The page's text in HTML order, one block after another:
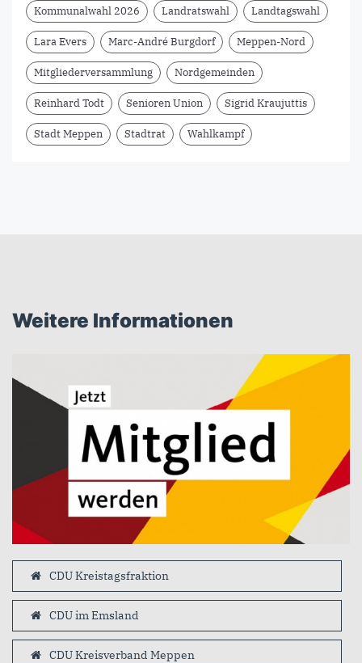
Kommunalwahl 2026 Landratswahl Landtagswahl
Lara Evers Marc-André Burgdorf Meppen-Nord
Mitgliederversammlung Nordgemeinden
Reinhard Todt Senioren Union Sigrid Kraujuttis
Stadt Meppen Stadtrat Wahlkampf
Weitere Informationen
CDU Kreistagsfraktion
CDU im Emsland
CDU Kreisverband Meppen